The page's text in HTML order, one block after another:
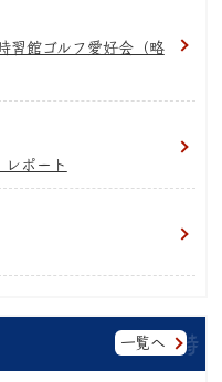
習館ゴルフ愛好会（略
ポート
一覧へ